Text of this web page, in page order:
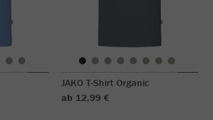
JAKO T-Shirt Organic
ab 12,99 €